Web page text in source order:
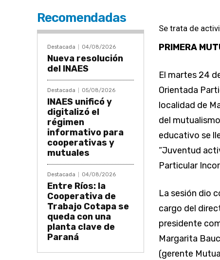
Recomendadas
Destacada 04/08/2026
Nueva resolución
del INAES
Destacada 05/08/2026
INAES unificó y
digitalizó el
régimen
informativo para
cooperativas y
mutuales
Destacada 04/08/2026
Entre Ríos: la
Cooperativa de
Trabajo Cotapa se
queda con una
planta clave de
Paraná
Se trata de
PRIMERA
El martes 24
Orientada
localidad de
del
educativo se
“Juventud
Particular
La sesión dio
cargo del
presidente
Margarita
(gerente